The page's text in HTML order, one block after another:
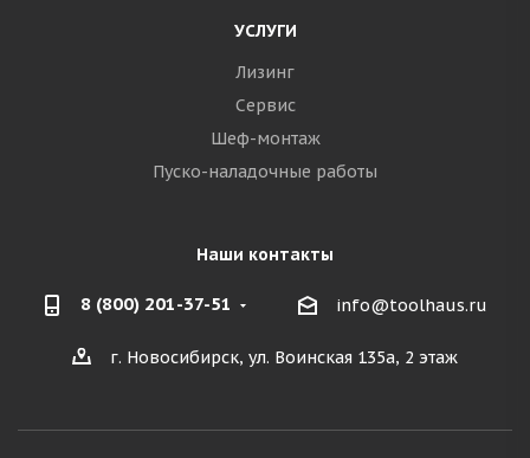
УСЛУГИ
Лизинг
Сервис
Шеф-монтаж
Пуско-наладочные работы
Наши контакты
8 (800) 201-37-51 info@toolhaus.ru
г. Новосибирск, ул. Воинская 135а, 2 этаж